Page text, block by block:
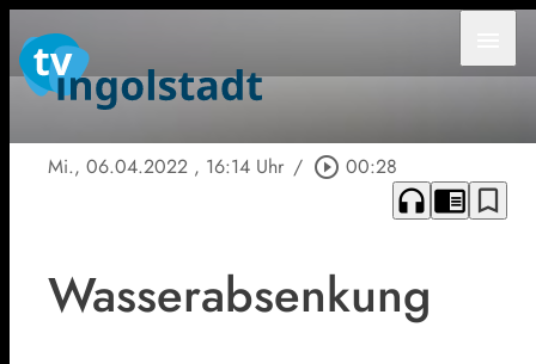
Mi., 06.04.2022 , 16:14 Uhr / play_circle_outline 00:28
headphones chrome_reader_mode bookmark_border
Wasserabsenkung